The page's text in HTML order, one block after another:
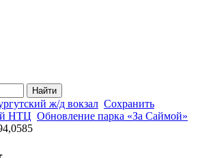
Найти
ж/д вокзал Сохранить
НТЦ Обновление парка «За Саймой»